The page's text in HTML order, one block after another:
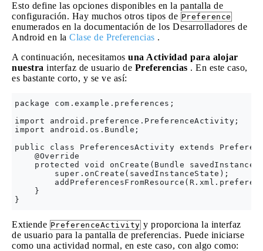
Esto define las opciones disponibles en la pantalla de
configuración. Hay muchos otros tipos de Preference
enumerados en la documentación de los Desarrolladores de
Android en la Clase de Preferencias .
A continuación, necesitamos una Actividad para alojar
nuestra interfaz de usuario de Preferencias . En este caso,
es bastante corto, y se ve así:
package com.example.preferences;
import android.preference.PreferenceActivity;
import android.os.Bundle;
public class PreferencesActivity extends
    @Override
protected void onCreate(Bundle
        super.onCreate(savedInstanceState);
    }
Extiende PreferenceActivity y proporciona la interfaz
de usuario para la pantalla de preferencias. Puede iniciarse
como una actividad normal, en este caso, con algo como: